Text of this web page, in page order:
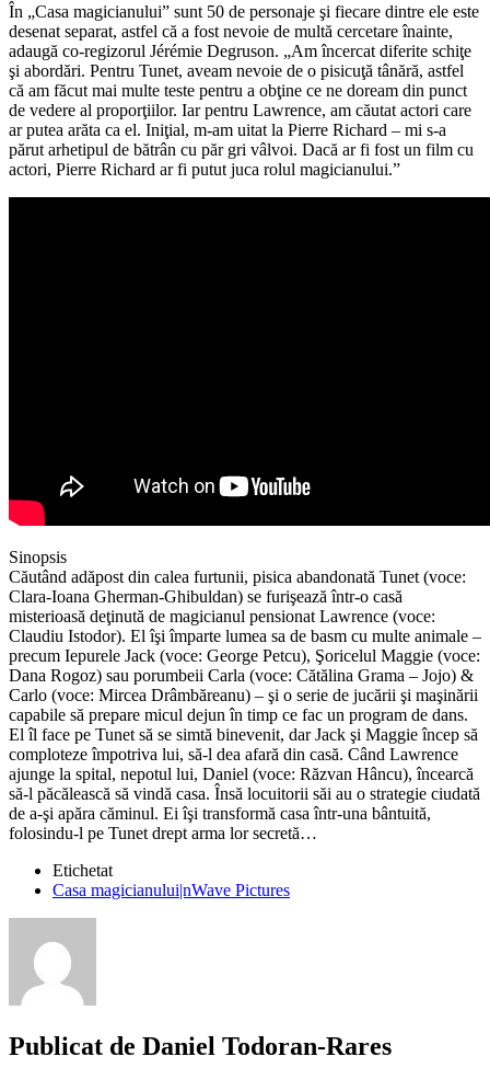
În „Casa magicianului” sunt 50 de personaje şi fiecare dintre ele este
desenat separat, astfel că a fost nevoie de multă cercetare înainte,
adaugă co-regizorul Jérémie Degruson. „Am încercat diferite schiţe
şi abordări. Pentru Tunet, aveam nevoie de o pisicuţă tânără, astfel
că am făcut mai multe teste pentru a obţine ce ne doream din punct
de vedere al proporţiilor. Iar pentru Lawrence, am căutat actori care
ar putea arăta ca el. Iniţial, m-am uitat la Pierre Richard – mi s-a
părut arhetipul de bătrân cu păr gri vâlvoi. Dacă ar fi fost un film cu
actori, Pierre Richard ar fi putut juca rolul magicianului.”
Sinopsis
Căutând adăpost din calea furtunii, pisica abandonată Tunet (voce:
Clara-Ioana Gherman-Ghibuldan) se furişează într-o casă
misterioasă deţinută de magicianul pensionat Lawrence (voce:
Claudiu Istodor). El îşi împarte lumea sa de basm cu multe animale –
precum Iepurele Jack (voce: George Petcu), Şoricelul Maggie (voce:
Dana Rogoz) sau porumbeii Carla (voce: Cătălina Grama – Jojo) &
Carlo (voce: Mircea Drâmbăreanu) – şi o serie de jucării şi maşinării
capabile să prepare micul dejun în timp ce fac un program de dans.
El îl face pe Tunet să se simtă binevenit, dar Jack şi Maggie încep să
comploteze împotriva lui, să-l dea afară din casă. Când Lawrence
ajunge la spital, nepotul lui, Daniel (voce: Răzvan Hâncu), încearcă
să-l păcălească să vindă casa. Însă locuitorii săi au o strategie ciudată
de a-şi apăra căminul. Ei îşi transformă casa într-una bântuită,
folosindu-l pe Tunet drept arma lor secretă…
Etichetat
Casa magicianului|nWave Pictures
Publicat de Daniel Todoran-Rares